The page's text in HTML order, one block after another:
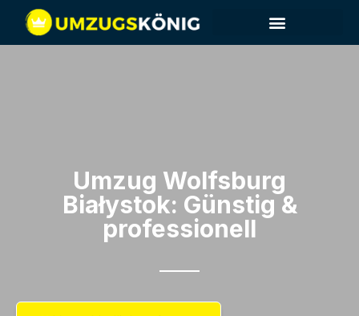
Umzug Wolfsburg​
Białystok: Günstig &
professionell​